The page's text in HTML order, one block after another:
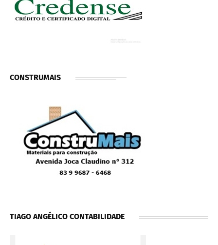
CONSTRUMAIS
TIAGO ANGÉLICO CONTABILIDADE